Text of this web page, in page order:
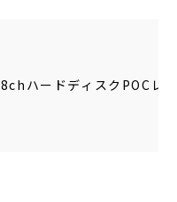
8chハードディスクPOCレ